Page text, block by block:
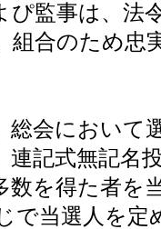
監事は、法
組合のため忠
会において
連記式無記名
数を得た者を
で当選人を定